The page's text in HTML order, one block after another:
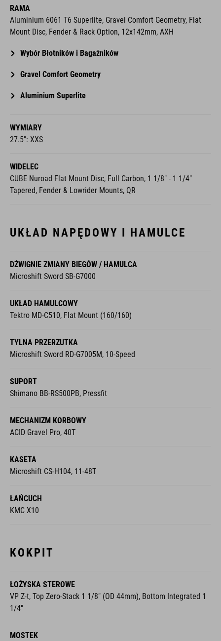
RAMA
Aluminium 6061 T6 Superlite, Gravel Comfort Geometry, Flat
Mount Disc, Fender & Rack Option, 12x142mm, AXH
Wybór Błotników i Bagażników
Gravel Comfort Geometry
Aluminium Superlite
WYMIARY
27.5": XXS
WIDELEC
CUBE Nuroad Flat Mount Disc, Full Carbon, 1 1/8" - 1 1/4"
Tapered, Fender & Lowrider Mounts, QR
UKŁAD NAPĘDOWY I HAMULCE
DŹWIGNIE ZMIANY BIEGÓW / HAMULCA
Microshift Sword SB-G7000
UKŁAD HAMULCOWY
Tektro MD-C510, Flat Mount (160/160)
TYLNA PRZERZUTKA
Microshift Sword RD-G7005M, 10-Speed
SUPORT
Shimano BB-RS500PB, Pressfit
MECHANIZM KORBOWY
ACID Gravel Pro, 40T
KASETA
Microshift CS-H104, 11-48T
ŁAŃCUCH
KMC X10
KOKPIT
ŁOŻYSKA STEROWE
VP Z-t, Top Zero-Stack 1 1/8" (OD 44mm), Bottom Integrated 1
1/4"
MOSTEK